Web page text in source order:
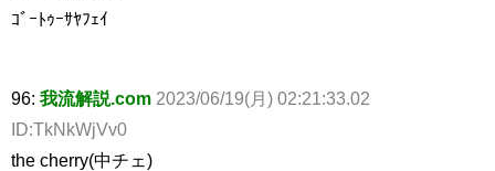
ｺﾞｰﾄｩｰｻﾔﾌｪｲ
96: 我流解説.com 2023/06/19(月) 02:21:33.02
ID:TkNkWjVv0
the cherry(中チェ)